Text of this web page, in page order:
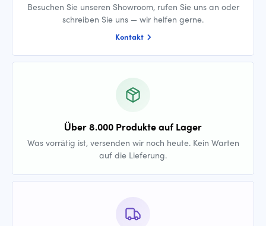
Besuchen Sie unseren Showroom, rufen Sie uns an oder
schreiben Sie uns — wir helfen gerne.
Kontakt
Über 8.000 Produkte auf Lager
Was vorrätig ist, versenden wir noch heute. Kein Warten
auf die Lieferung.